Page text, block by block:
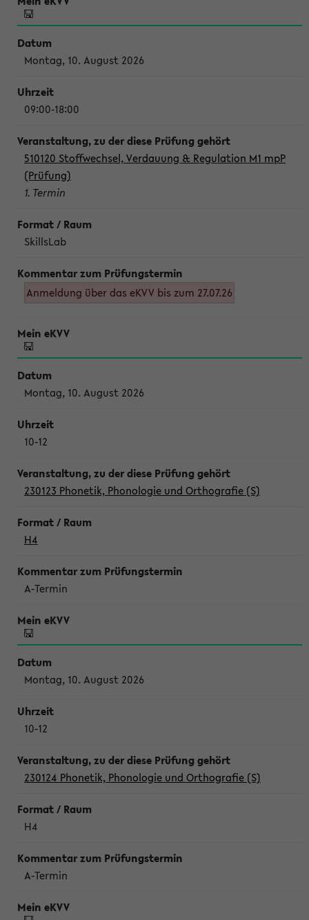
Montag, 10. August 2026
09:00-18:00
510120 Stoffwechsel, Verdauung & Regulation M1 mpP
(Prüfung)
1. Termin
SkillsLab
Anmeldung über das eKVV bis zum 27.07.26
Montag, 10. August 2026
10-12
230123 Phonetik, Phonologie und Orthografie (S)
H4
A-Termin
Montag, 10. August 2026
10-12
230124 Phonetik, Phonologie und Orthografie (S)
H4
A-Termin